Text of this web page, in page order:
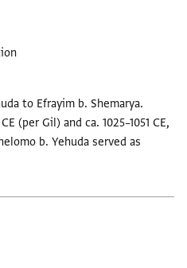
to Efrayim b. Shemarya.
(per Gil) and ca. 1025–1051 CE,
b. Yehuda served as